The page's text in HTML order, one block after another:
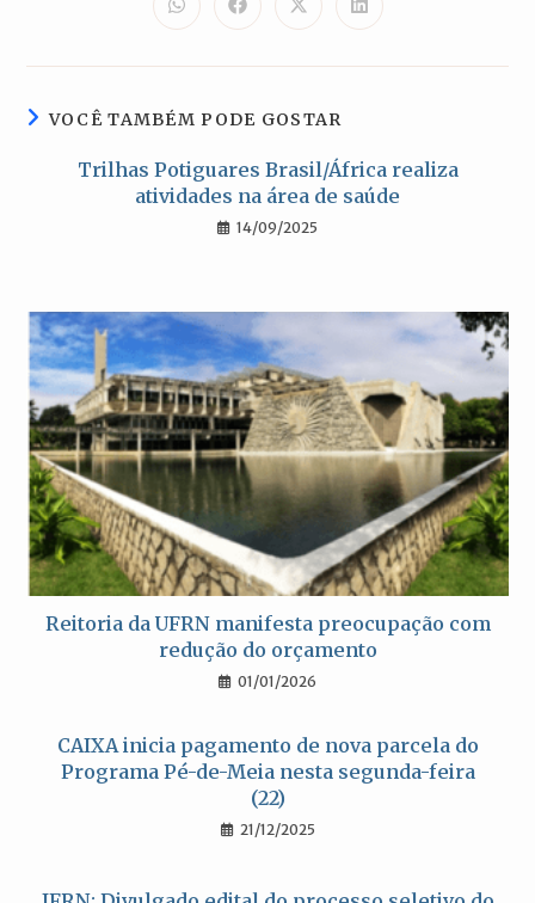
Abre
em
nova
Abre
em
nova
Abre
em
nova
Abre
em
nova
VOCÊ TAMBÉM PODE GOSTAR
Trilhas Potiguares Brasil/África realiza
atividades na área de saúde
14/09/2025
Reitoria da UFRN manifesta preocupação com
redução do orçamento
01/01/2026
CAIXA inicia pagamento de nova parcela do
Programa Pé-de-Meia nesta segunda-feira
(22)
21/12/2025